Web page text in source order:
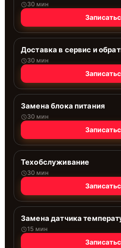
30 мин
Доставка в сервис и
30 мин
Замена блока питания
30 мин
Техобслуживание
30 мин
Замена датчика
15 мин